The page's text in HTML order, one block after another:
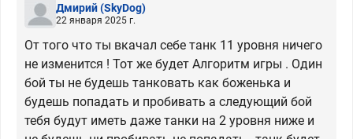
Дмирий(SkyDog)
22 января 2025 г.
От того что ты вкачал себе танк 11 уровня ничего
не изменится ! Тот же будет Алгоритм игры . Один
бой ты не будешь танковать как боженька и
будешь попадать и пробивать а следующий бой
тебя будут иметь даже танки на 2 уровня ниже и